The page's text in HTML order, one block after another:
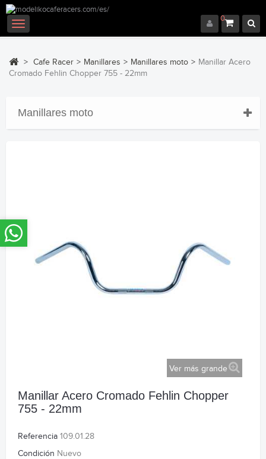
0
Navegación
Toggle
> Cafe Racer > Manillares > Manillares moto > Manillar Acero
Cromado Fehlin Chopper 755 - 22mm
Manillares moto
Ver más grande
Manillar Acero Cromado Fehlin Chopper
755 - 22mm
Referencia 109.01.28
Condición Nuevo